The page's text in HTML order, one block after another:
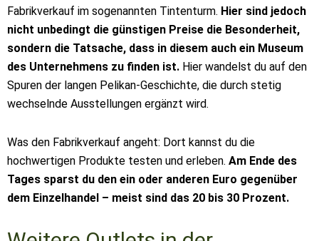
Fabrikverkauf im sogenannten Tintenturm. Hier sind jedoch
nicht unbedingt die günstigen Preise die Besonderheit,
sondern die Tatsache, dass in diesem auch ein Museum
des Unternehmens zu finden ist. Hier wandelst du auf den
Spuren der langen Pelikan-Geschichte, die durch stetig
wechselnde Ausstellungen ergänzt wird.
Was den Fabrikverkauf angeht: Dort kannst du die
hochwertigen Produkte testen und erleben. Am Ende des
Tages sparst du den ein oder anderen Euro gegenüber
dem Einzelhandel – meist sind das 20 bis 30 Prozent.